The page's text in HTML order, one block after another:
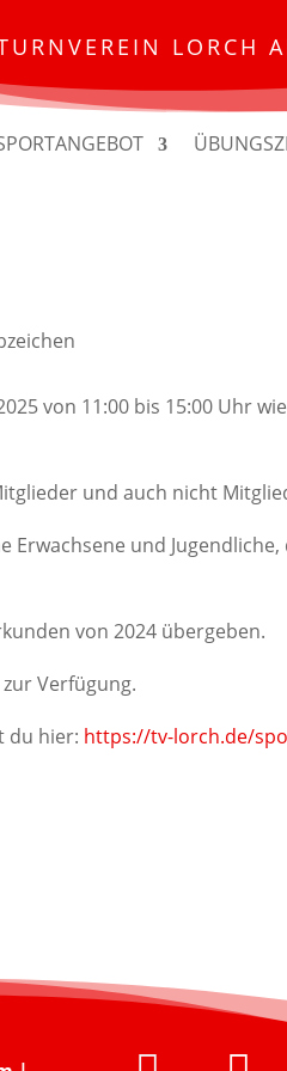
LORCH
von 11:00 bis 15:00 Uhr
und auch nicht
Erwachsene und
von 2024 übergeben.
Verfügung.
du hier: https://tv-lorch.de/